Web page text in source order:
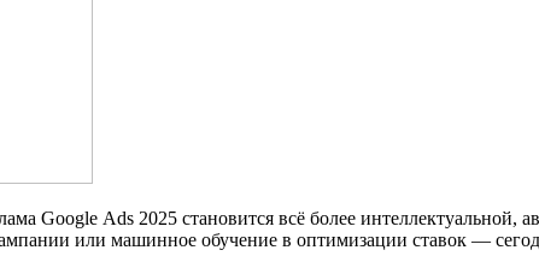
Google Ads 2025 становится всё более интеллектуальной,
или машинное обучение в оптимизации ставок —